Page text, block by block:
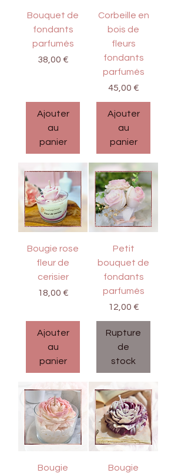
Bouquet de
fondants
parfumés
Prix
38,00 €
Ajouter
au
panier
Corbeille en
bois de
fleurs
fondants
parfumés
Prix
45,00 €
Ajouter
au
panier
Bougie rose
fleur de
cerisier
Prix
18,00 €
Ajouter
au
panier
Petit
bouquet de
fondants
parfumés
Prix
12,00 €
Rupture
de
stock
Bougie
Bougie